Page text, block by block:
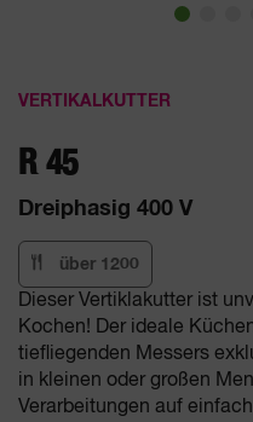
VERTIKALKUTTER
R 45
Dreiphasig 400 V
über 1200
Dieser Vertiklakutter ist
Kochen! Der ideale
tiefliegenden Messers
in kleinen oder großen
Verarbeitungen auf